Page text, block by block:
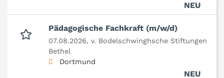
NEU
Pädagogische Fachkraft (m/w/d)
07.08.2026, v. Bodelschwinghsche Stiftungen
Bethel
Dortmund
NEU